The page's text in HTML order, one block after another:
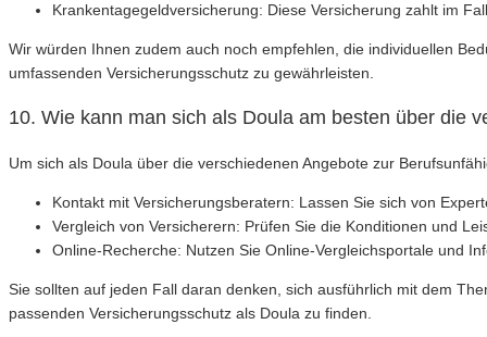
Krankentagegeldversicherung: Diese Versicherung zahlt im
Wir würden Ihnen zudem auch noch empfehlen, die individuellen
umfassenden Versicherungsschutz zu gewährleisten.
10. Wie kann man sich als Doula am besten über die
Um sich als Doula über die verschiedenen Angebote zur
Kontakt mit Versicherungsberatern: Lassen Sie sich von
Vergleich von Versicherern: Prüfen Sie die Konditionen und
Online-Recherche: Nutzen Sie Online-Vergleichsportale und
Sie sollten auf jeden Fall daran denken, sich ausführlich mit dem
passenden Versicherungsschutz als Doula zu finden.